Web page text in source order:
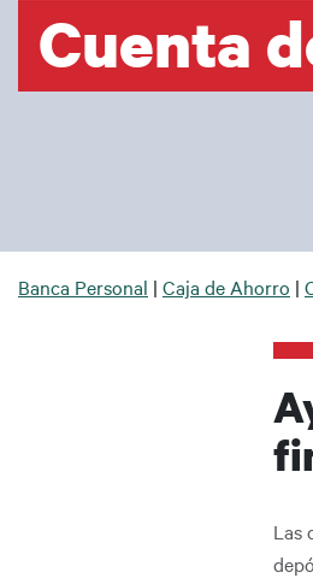
Cuenta
Sobrescribir
Banca Personal Caja de Ahorro
Las